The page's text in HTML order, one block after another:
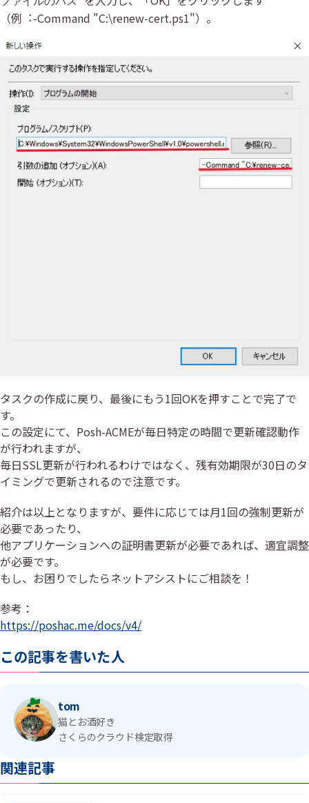
（例︓-Command "C:\renew-cert.ps1"）。
タスクの作成に戻り、最後にもう1回OKを押すことで完了で
す。
この設定にて、Posh-ACMEが毎日特定の時間で更新確認動作
が行われますが、
毎日SSL更新が行われるわけではなく、残有効期限が30日のタ
イミングで更新されるので注意です。
紹介は以上となりますが、要件に応じては月1回の強制更新が
必要であったり、
他アプリケーションへの証明書更新が必要であれば、適宜調整
が必要です。
もし、お困りでしたらネットアシストにご相談を！
参考：
https://poshac.me/docs/v4/
この記事を書いた人
tom
猫とお酒好き
さくらのクラウド検定取得
関連記事